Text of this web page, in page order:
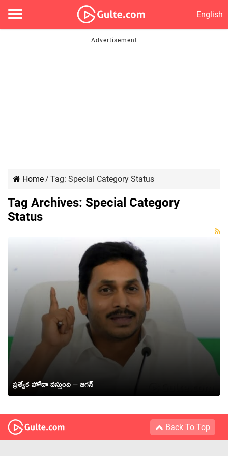
English
Home/ Tag: Special Category Status
Tag Archives: Special Category
Status
ప్రత్యేక హోదా వస్తుంది – జగన్
Back To Top